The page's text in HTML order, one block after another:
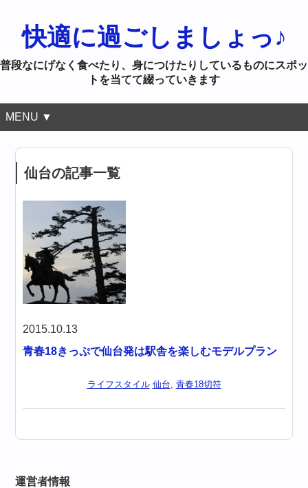
快適に過ごしましょっ♪
普段なにげなく食べたり、身につけたりしているものにスポッ
トを当てて綴っていきます
MENU ▼
仙台の記事一覧
2015.10.13
青春18きっぷで仙台発は駅舎を楽しむモデルプラン
ライフスタイル 仙台, 青春18切符
運営者情報